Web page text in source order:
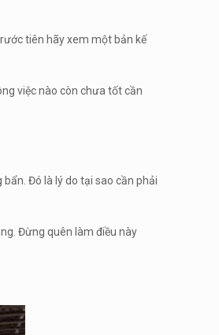
trước tiên hãy xem một bản kế
việc nào còn chưa tốt cần
Đó là lý do tại sao cần phải
Đừng quên làm điều này